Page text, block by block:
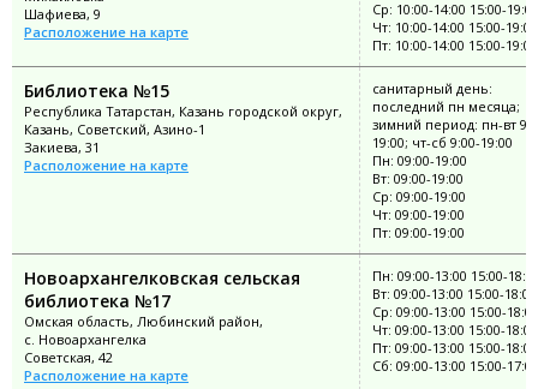
Шафиева, 9
Расположение на карте
Ср: 10:00-14:00 15:00-19:00
Чт: 10:00-14:00 15:00-19:00
Пт: 10:00-14:00 15:00-19:00
Библиотека №15
Республика Татарстан, Казань городской округ,
Казань, Советский, Азино-1
Закиева, 31
Расположение на карте
санитарный день:
последний пн месяца;
зимний период: пн-вт
19:00; чт-сб 9:00-19:00
Пн: 09:00-19:00
Вт: 09:00-19:00
Ср: 09:00-19:00
Чт: 09:00-19:00
Пт: 09:00-19:00
Новоархангелковская сельская
библиотека №17
Омская область, Любинский район,
с. Новоархангелка
Советская, 42
Расположение на карте
Пн: 09:00-13:00 15:00-
Вт: 09:00-13:00 15:00-18:00
Ср: 09:00-13:00 15:00-18:00
Чт: 09:00-13:00 15:00-18:00
Пт: 09:00-13:00 15:00-18:00
Сб: 09:00-13:00 15:00-17:00